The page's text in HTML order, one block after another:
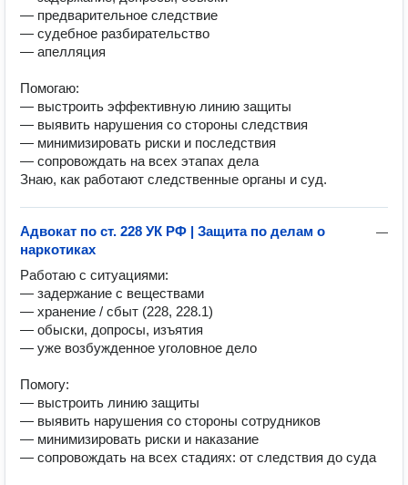
— предварительное следствие
— судебное разбирательство
— апелляция
Помогаю:
— выстроить эффективную линию защиты
— выявить нарушения со стороны следствия
— минимизировать риски и последствия
— сопровождать на всех этапах дела
Знаю, как работают следственные органы и суд.
—
Адвокат по ст. 228 УК РФ | Защита по делам о
наркотиках
Работаю с ситуациями:
— задержание с веществами
— хранение / сбыт (228, 228.1)
— обыски, допросы, изъятия
— уже возбужденное уголовное дело
Помогу:
— выстроить линию защиты
— выявить нарушения со стороны сотрудников
— минимизировать риски и наказание
— сопровождать на всех стадиях: от следствия до суда